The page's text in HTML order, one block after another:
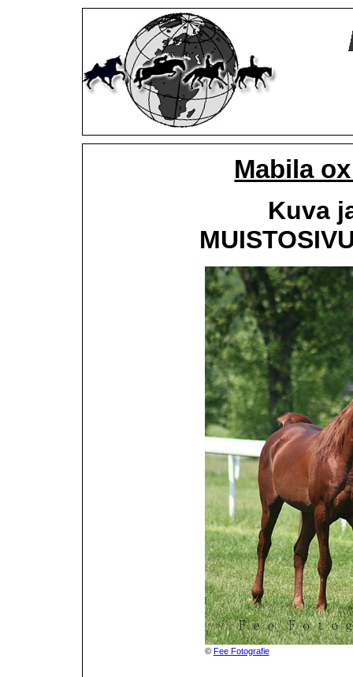
Mabila
Kuva
© Fee Fotografie